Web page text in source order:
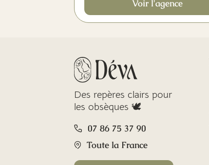
Voir l'agence
Des repères clairs pour
les obsèques 🕊️
07 86 75 37 90
Toute la France